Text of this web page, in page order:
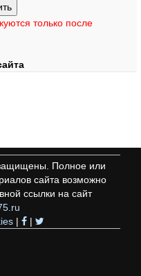
только после
Полное или
сайта возможно
ссылки на сайт
| |